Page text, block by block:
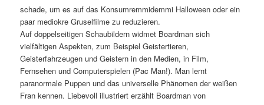
schade, um es auf das Konsumremmidemmi Halloween oder ein
paar mediokre Gruselfilme zu reduzieren.
Auf doppelseitigen Schaubildern widmet Boardman sich
vielfältigen Aspekten, zum Beispiel Geistertieren,
Geisterfahrzeugen und Geistern in den Medien, in Film,
Fernsehen und Computerspielen (Pac Man!). Man lernt
paranormale Puppen und das universelle Phänomen der weißen
Fran kennen. Liebevoll illustriert erzählt Boardman von